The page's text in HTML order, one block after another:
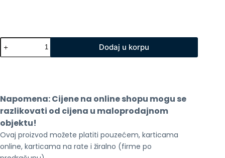
Xiaomi
Redmi
Note
8/256GB
Midnight
Black
količina
Dodaj u korpu
Napomena: Cijene na online shopu mogu se
razlikovati od cijena u maloprodajnom
objektu!
Ovaj proizvod možete platiti pouzećem, karticama
online, karticama na rate i žiralno (firme po